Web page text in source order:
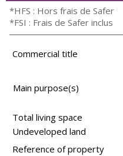
*HFS : Hors frais de Safer
*FSI : Frais de Safer inclus
Commercial title
Main purpose(s)
Total living space
Undeveloped land
Reference of property